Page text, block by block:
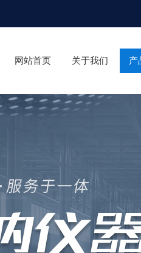
网站首页 关于我们 产